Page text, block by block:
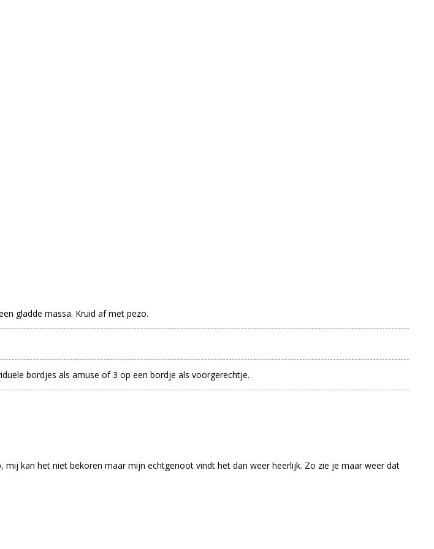
gladde massa. Kruid af met pezo.
bordjes als amuse of 3 op een bordje als voorgerechtje.
kan het niet bekoren maar mijn echtgenoot vindt het dan weer heerlijk. Zo zie je maar weer dat